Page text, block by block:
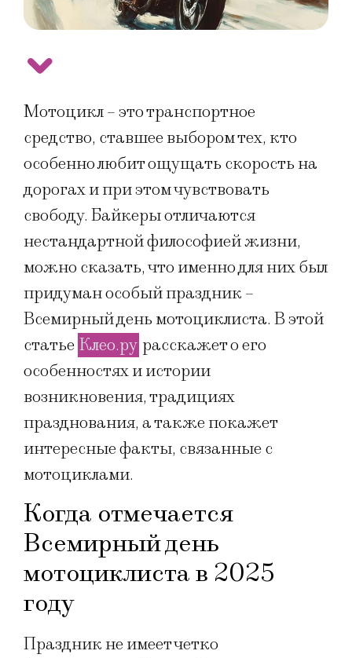
Мотоцикл – это транспортное
средство, ставшее выбором тех, кто
особенно любит ощущать скорость на
дорогах и при этом чувствовать
свободу. Байкеры отличаются
нестандартной философией жизни,
можно сказать, что именно для них был
придуман особый праздник –
Всемирный день мотоциклиста. В этой
статье Клео.ру расскажет о его
особенностях и истории
возникновения, традициях
празднования, а также покажет
интересные факты, связанные с
мотоциклами.
Когда отмечается
Всемирный день
мотоциклиста в 2025
году
Праздник не имеет четко